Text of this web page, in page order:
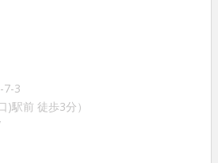
7-3
)駅前 徒歩3分）